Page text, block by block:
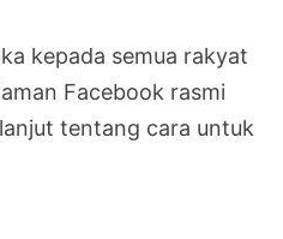
kepada semua rakyat
Facebook rasmi
tentang cara untuk